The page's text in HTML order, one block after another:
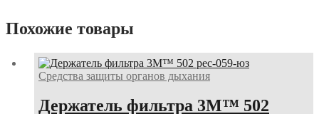
Похожие товары
Средства защиты органов дыхания
Держатель фильтра 3М™ 502